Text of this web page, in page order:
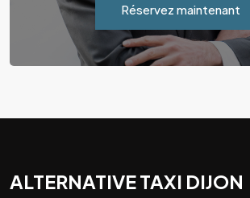
Réservez maintenant
ALTERNATIVE TAXI DIJON